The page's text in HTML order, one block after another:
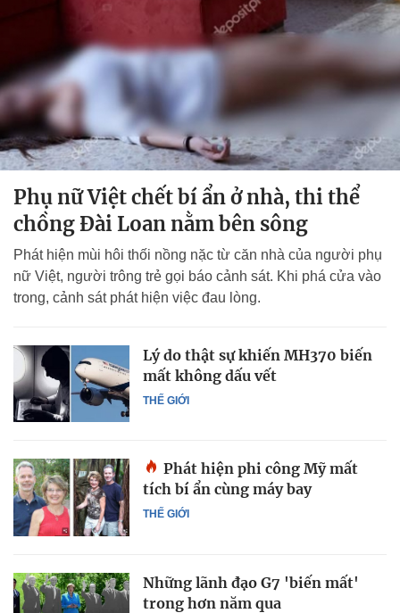
Phụ nữ Việt chết bí ẩn ở nhà, thi thể
chồng Đài Loan nằm bên sông
Phát hiện mùi hôi thối nồng nặc từ căn nhà của người phụ
nữ Việt, người trông trẻ gọi báo cảnh sát. Khi phá cửa vào
trong, cảnh sát phát hiện việc đau lòng.
THẾ GIỚI
Lý do thật sự khiến MH370 biến
mất không dấu vết
THẾ GIỚI
Phát hiện phi công Mỹ mất
tích bí ẩn cùng máy bay
Những lãnh đạo G7 'biến mất'
trong hơn năm qua